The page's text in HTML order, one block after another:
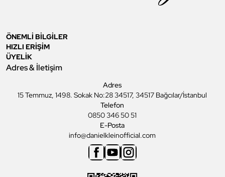
ÖNEMLİ BİLGİLER
HIZLI ERİŞİM
ÜYELİK
Adres & İletişim
Adres
15 Temmuz, 1498. Sokak No:28 34517, 34517 Bağcılar/İstanbul
Telefon
0850 346 50 51
E-Posta
info@danielkleinofficial.com
Facebook
YoutubeInstagram